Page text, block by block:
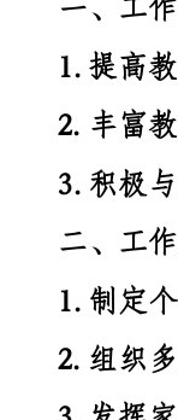
二、工作重点：
三、具体措施：